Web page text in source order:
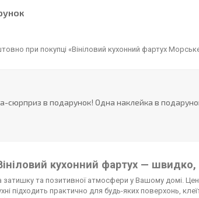
при покупці «Вініловий кухонний фартух
сюрприз в подарунок! Одна наклейка в
кухонний фартух — швидко,
та позитивної атмосфери у Вашому домі.
підходить практично для будь-яких поверхонь,